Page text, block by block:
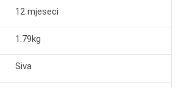
12 mjeseci
1.79kg
Siva